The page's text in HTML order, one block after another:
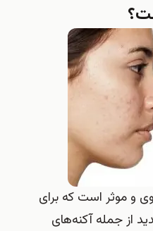
و موثر است که برای
از جمله آکنه‌های